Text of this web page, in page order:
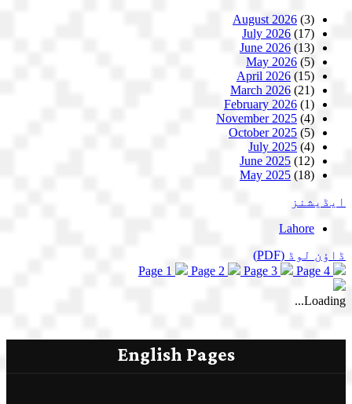
August 2026 (3)
July 2026 (17)
June 2026 (13)
May 2026 (5)
April 2026 (15)
March 2026 (21)
February 2026 (1)
November 2025 (4)
October 2025 (5)
July 2025 (4)
June 2025 (12)
May 2025 (18)
ایڈیشنز
Lahore
ڈاؤن لوڈ (PDF)
Page 1
Page 2 Page 3 Page 4
Loading...
English Pages